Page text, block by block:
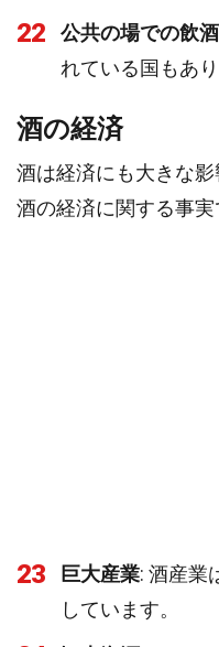
22 公共の場での飲酒
れている国もあり
酒の経済
酒は経済にも大きな影
酒の経済に関する事実
23 巨大産業: 酒産業
しています。